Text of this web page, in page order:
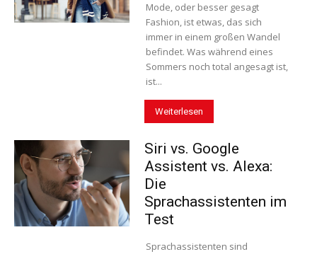
Mode, oder besser gesagt
Fashion, ist etwas, das sich
immer in einem großen Wandel
befindet. Was während eines
Sommers noch total angesagt ist,
ist...
Weiterlesen
Siri vs. Google
Assistent vs. Alexa:
Die
Sprachassistenten im
Test
Sprachassistenten sind